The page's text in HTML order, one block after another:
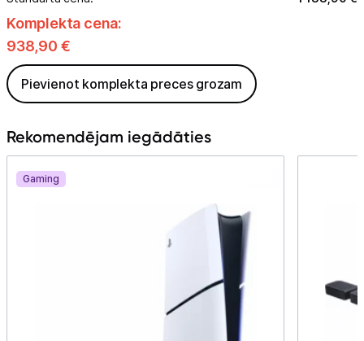
Komplekta cena:
938,90 €
Pievienot komplekta preces grozam
Rekomendējam iegādāties
Gaming